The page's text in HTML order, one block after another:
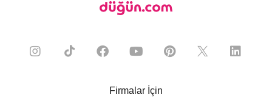
Firmalar İçin